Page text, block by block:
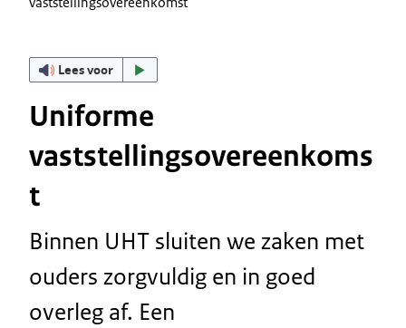
Lees voor
Uniforme
vaststellingsovereenkoms
t
Binnen UHT sluiten we zaken met
ouders zorgvuldig en in goed
overleg af. Een